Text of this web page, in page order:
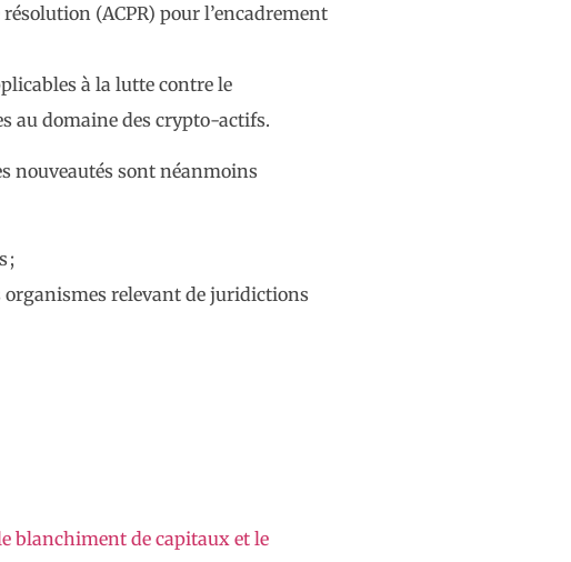
(ACPR) pour l’encadrement
à la lutte contre le
au domaine des crypto-actifs.
nouveautés sont néanmoins
;
organismes relevant de juridictions
blanchiment de capitaux et le